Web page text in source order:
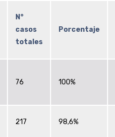
N°
casos
totales
Porcentaje
76 100%
217 98,6%